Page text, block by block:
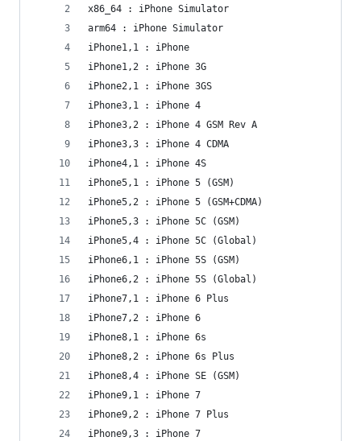
x86_64 : iPhone Simulator
arm64 : iPhone Simulator
iPhone1,1 : iPhone
iPhone1,2 : iPhone 3G
iPhone2,1 : iPhone 3GS
iPhone3,1 : iPhone 4
iPhone3,2 : iPhone 4 GSM Rev A
iPhone3,3 : iPhone 4 CDMA
iPhone4,1 : iPhone 4S
iPhone5,1 : iPhone 5 (GSM)
iPhone5,2 : iPhone 5 (GSM+CDMA)
iPhone5,3 : iPhone 5C (GSM)
iPhone5,4 : iPhone 5C (Global)
iPhone6,1 : iPhone 5S (GSM)
iPhone6,2 : iPhone 5S (Global)
iPhone7,1 : iPhone 6 Plus
iPhone7,2 : iPhone 6
iPhone8,1 : iPhone 6s
iPhone8,2 : iPhone 6s Plus
iPhone8,4 : iPhone SE (GSM)
iPhone9,1 : iPhone 7
iPhone9,2 : iPhone 7 Plus
iPhone9,3 : iPhone 7